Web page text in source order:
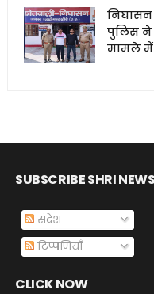
निघासन
पुलिस ने
मामले में
SUBSCRIBE SHRI
संदेश
टिप्पणियाँ
CLICK NOW